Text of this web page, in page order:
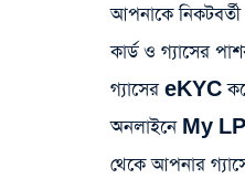
আপনাকে
কার্ড ও গ্যাসের
গ্যাসের eKYC
অনলাইনে My
থেকে আপনার